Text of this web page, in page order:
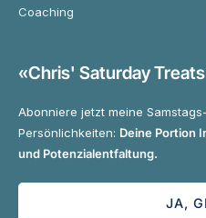
Coaching
«Chris' Saturday
Abonniere jetzt meine
Persönlichkeiten: Deine Portion
und Potenzialentfaltung.
JA,